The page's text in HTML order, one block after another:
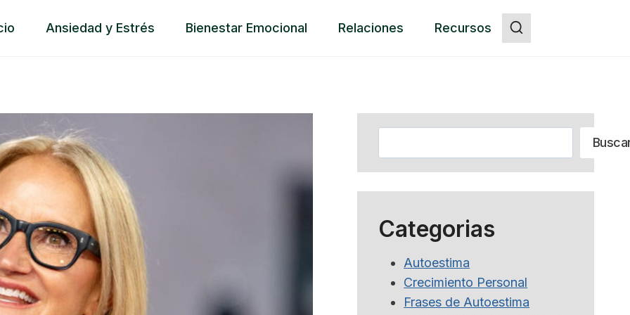
Ansiedad y Estrés Bienestar Emocional Relaciones Recursos
Categorias
Autoestima
Crecimiento Personal
Frases de Autoestima